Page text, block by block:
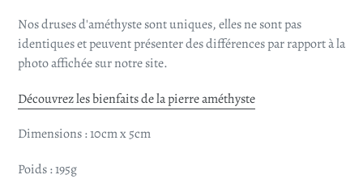
Nos druses d'améthyste sont uniques, elles ne sont pas
identiques et peuvent présenter des différences par rapport à la
photo affichée sur notre site.
Découvrez les bienfaits de la pierre améthyste
Dimensions : 10cm x 5cm
Poids : 195g